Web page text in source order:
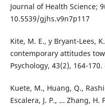
Journal of Health Science;
10.5539/gjhs.v9n7p117
Kite, M. E., y Bryant-Lees,
contemporary attitudes
Psychology, 43(2), 164-
Kuete, M., Huang, Q.,
Escalera, J. P., … Zhang, H.